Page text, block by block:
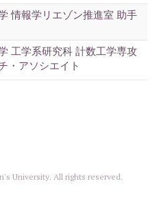
情報学リエゾン推進室 助手
工学系研究科 計数工学専攻
・アソシエイト
University. All rights reserved.